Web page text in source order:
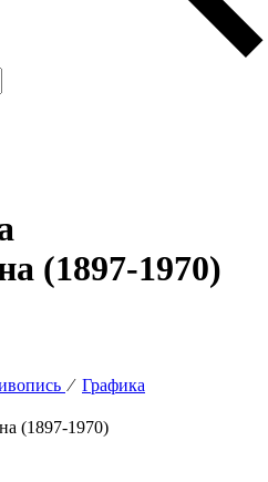
(1897-1970)
⁄ Графика
(1897-1970)